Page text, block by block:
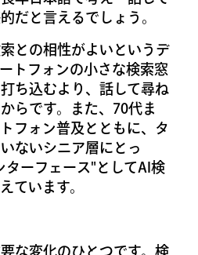
だと言えるでしょう。
との相性がよいというデ
トフォンの小さな検索窓
ち込むより、話して尋ね
らです。また、70代ま
フォン普及とともに、タ
ないシニア層にとっ
ターフェース"としてAI検
ています。
な変化のひとつです。検